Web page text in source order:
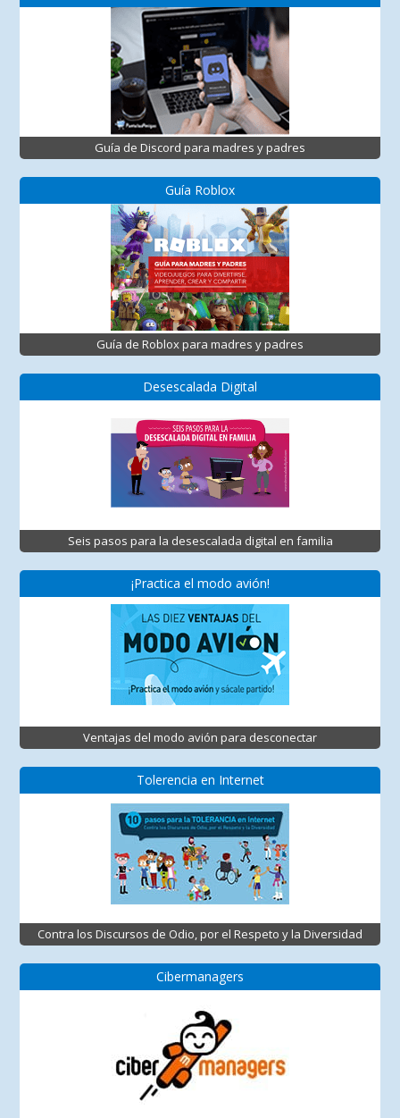
Guía de Discord para madres y padres
Guía Roblox
Guía de Roblox para madres y padres
Desescalada Digital
Seis pasos para la desescalada digital en familia
¡Practica el modo avión!
Ventajas del modo avión para desconectar
Tolerencia en Internet
Contra los Discursos de Odio, por el Respeto y la Diversidad
Cibermanagers